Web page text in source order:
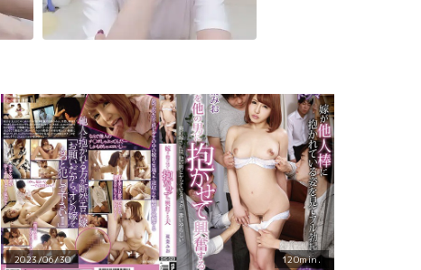
2023/06/30 120min.